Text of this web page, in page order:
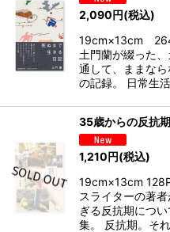
2,090円(税込)
19cm×13cm
土門蘭が綴った
通して、ままな
の記録。 日常生
35歳からの反抗
1,210円(税込)
19cm×13cm
スライターの著
ぎる反抗期につ
集。 反抗期。そ